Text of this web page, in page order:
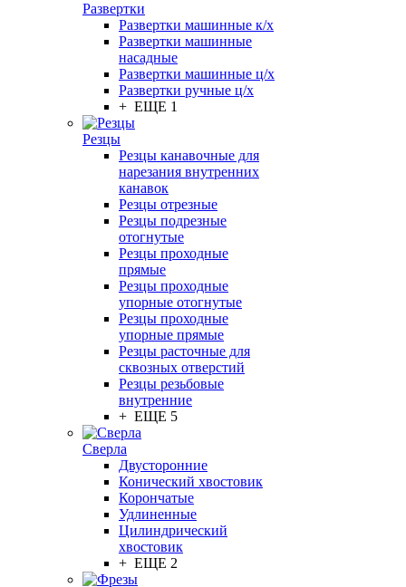
Развертки
Развертки машинные к/х
Развертки машинные
насадные
Развертки машинные ц/х
Развертки ручные ц/х
+ ЕЩЕ 1
Резцы
Резцы канавочные для
нарезания внутренних
канавок
Резцы отрезные
Резцы подрезные
отогнутые
Резцы проходные
прямые
Резцы проходные
упорные отогнутые
Резцы проходные
упорные прямые
Резцы расточные для
сквозных отверстий
Резцы резьбовые
внутренние
+ ЕЩЕ 5
Сверла
Двусторонние
Конический хвостовик
Корончатые
Удлиненные
Цилиндрический
хвостовик
+ ЕЩЕ 2